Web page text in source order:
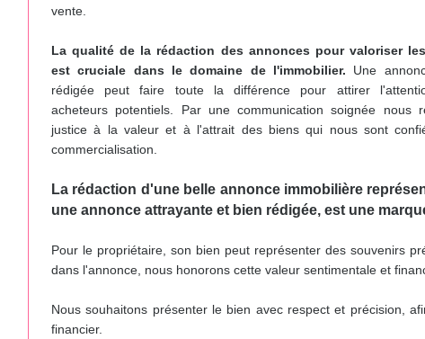
vente.
La qualité de la rédaction des annonces pour valoriser
est cruciale dans le domaine de l'immobilier. Une
rédigée peut faire toute la différence pour attirer
acheteurs potentiels. Par une communication soignée nous
justice à la valeur et à l'attrait des biens qui nous sont
commercialisation.
La rédaction d'une belle annonce immobilière
une annonce attrayante et bien rédigée, est une
Pour le propriétaire, son bien peut représenter des souvenirs
dans l'annonce, nous honorons cette valeur sentimentale et
Nous souhaitons présenter le bien avec respect et précision,
financier.